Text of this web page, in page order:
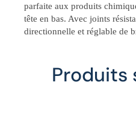
parfaite aux produits
tête en bas. Avec joints
directionnelle et réglable de
Produits